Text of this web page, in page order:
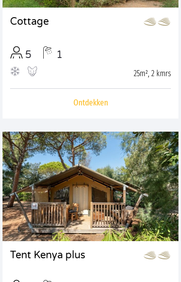
Cottage
5 1
25m², 2 kmrs
Ontdekken
Tent Kenya plus